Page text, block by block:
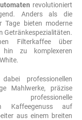
revolutioniert
Anders als die
Tage bieten moderne
Getränkespezialitäten.
Filterkaffee über
hin zu komplexeren
professionellen
Mahlwerke, präzise
professionelle
Kaffeegenuss auf
aus einem breiten